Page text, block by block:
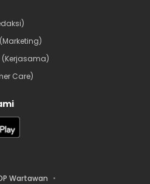
Care)
Wartawan